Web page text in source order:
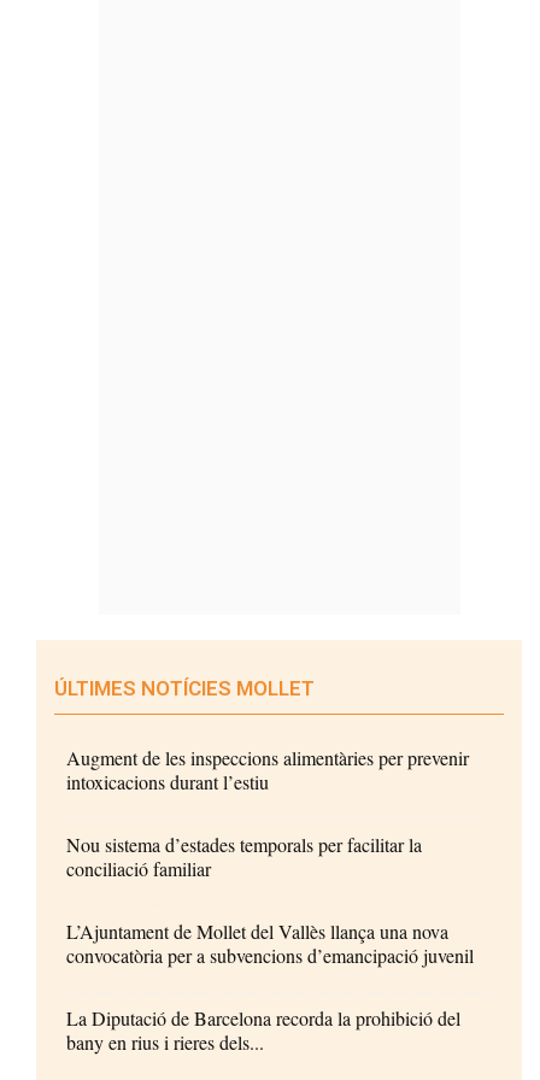
ÚLTIMES NOTÍCIES MOLLET
Augment de les inspeccions alimentàries per prevenir
intoxicacions durant l’estiu
Nou sistema d’estades temporals per facilitar la
conciliació familiar
L’Ajuntament de Mollet del Vallès llança una nova
convocatòria per a subvencions d’emancipació juvenil
La Diputació de Barcelona recorda la prohibició del
bany en rius i rieres dels...